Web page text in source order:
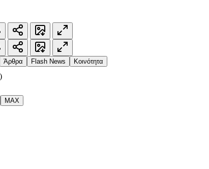
Άρθρα Flash News Κοινότητα
MAX